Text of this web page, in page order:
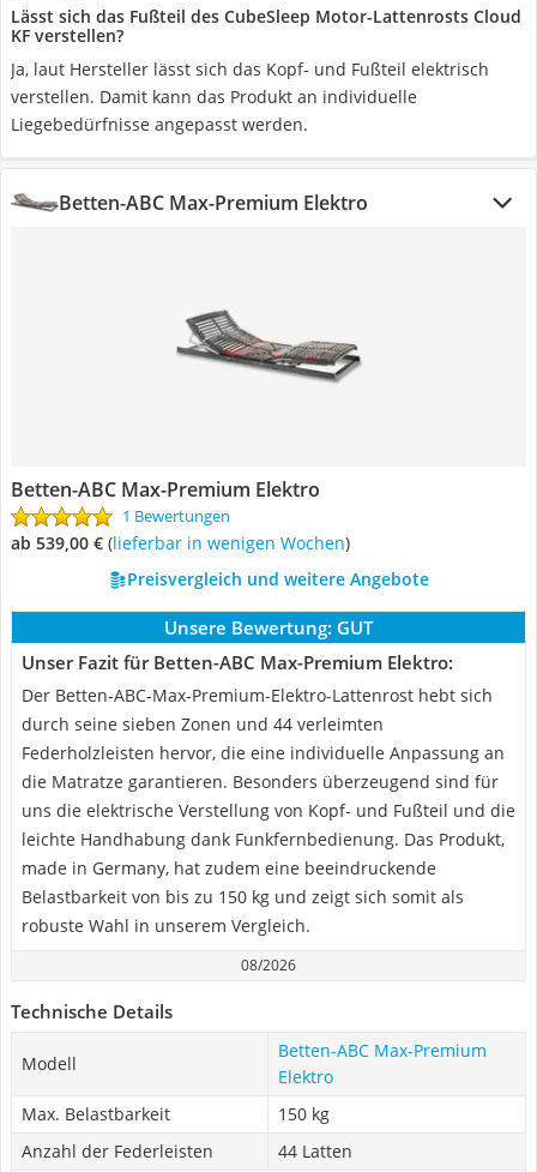
Lässt sich das Fußteil des CubeSleep Motor-Lattenrosts Cloud
KF verstellen?
Ja, laut Hersteller lässt sich das Kopf- und Fußteil elektrisch
verstellen. Damit kann das Produkt an individuelle
Liegebedürfnisse angepasst werden.
Betten-ABC Max-Premium Elektro
Betten-ABC Max-Premium Elektro
1 Bewertungen
ab 539,00 € ( Lieferbar in wenigen Wochen)
Preisvergleich und weitere Angebote
Unsere Bewertung: GUT
Unser Fazit für Betten-ABC Max-Premium Elektro:
Der Betten-ABC-Max-Premium-Elektro-Lattenrost hebt sich
durch seine sieben Zonen und 44 verleimten
Federholzleisten hervor, die eine individuelle Anpassung an
die Matratze garantieren. Besonders überzeugend sind für
uns die elektrische Verstellung von Kopf- und Fußteil und die
leichte Handhabung dank Funkfernbedienung. Das Produkt,
made in Germany, hat zudem eine beeindruckende
Belastbarkeit von bis zu 150 kg und zeigt sich somit als
robuste Wahl in unserem Vergleich.
08/2026
Technische Details
Modell
Betten-ABC Max-Premium
Elektro
Max. Belastbarkeit
150 kg
Anzahl der Federleisten
44 Latten